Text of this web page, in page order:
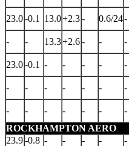
23.0-0.1 13.0+2.3- 0.6/24-
- - 13.3+2.6- - -
23.0-0.1 - - - - -
- - - - - - -
- - - - - - -
ROCKHAMPTON AERO
23.9-0.8 - - - - -